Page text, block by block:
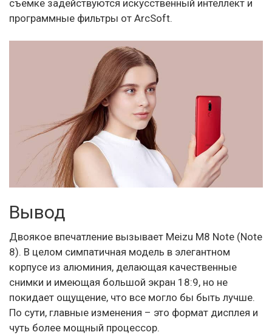
съемке задействуются искусственный интеллект и
программные фильтры от ArcSoft.
Вывод
Двоякое впечатление вызывает Meizu M8 Note (Note
8). В целом симпатичная модель в элегантном
корпусе из алюминия, делающая качественные
снимки и имеющая большой экран 18:9, но не
покидает ощущение, что все могло бы быть лучше.
По сути, главные изменения – это формат дисплея и
чуть более мощный процессор.